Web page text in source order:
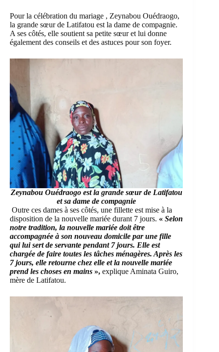
Pour la célébration du mariage , Zeynabou Ouédraogo,
la grande sœur de Latifatou est la dame de compagnie.
A ses côtés, elle soutient sa petite sœur et lui donne
également des conseils et des astuces pour son foyer.
Zeynabou Ouédraogo est la grande sœur de Latifatou
et sa dame de compagnie
Outre ces dames à ses côtés, une fillette est mise à la
disposition de la nouvelle mariée durant 7 jours. « Selon
notre tradition, la nouvelle mariée doit être
accompagnée à son nouveau domicile par une fille
qui lui sert de servante pendant 7 jours. Elle est
chargée de faire toutes les tâches ménagères. Après les
7 jours, elle retourne chez elle et la nouvelle mariée
prend les choses en mains », explique Aminata Guiro,
mère de Latifatou.